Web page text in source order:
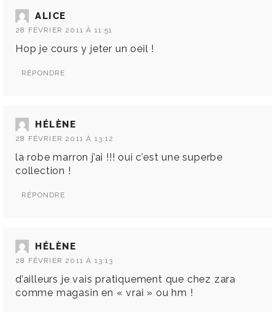
ALICE
28 FÉVRIER 2011 À 11:51
Hop je cours y jeter un oeil !
RÉPONDRE
HÉLÈNE
28 FÉVRIER 2011 À 13:12
la robe marron j’ai !!! oui c’est une superbe
collection !
RÉPONDRE
HÉLÈNE
28 FÉVRIER 2011 À 13:13
d’ailleurs je vais pratiquement que chez zara
comme magasin en « vrai » ou hm !